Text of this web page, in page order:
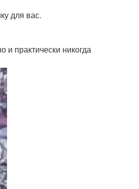
для вас.
практически никогда